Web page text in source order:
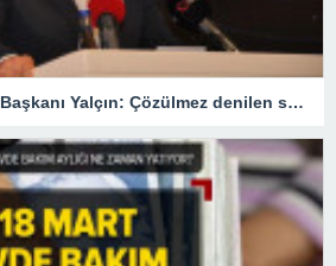
Eğitim Bir-Sen Genel Başkanı Yalçın: Çözülmez denilen sorunları çözdük – Son Haberler